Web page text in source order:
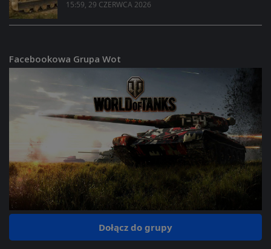
15:59, 29 CZERWCA 2026
Facebookowa Grupa Wot
Dołącz do grupy